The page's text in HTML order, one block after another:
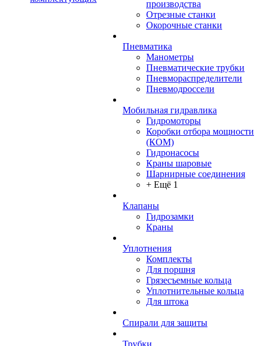
производства
Отрезные станки
Окорочные станки
Пневматика
Манометры
Пневматические трубки
Пневмораспределители
Пневмодроссели
Мобильная гидравлика
Гидромоторы
Коробки отбора мощности
(КОМ)
Гидронасосы
Краны шаровые
Шарнирные соединения
+ Ещё 1
Клапаны
Гидрозамки
Краны
Уплотнения
Комплекты
Для поршня
Грязесъемные кольца
Уплотнительные кольца
Для штока
Спирали для защиты
Трубки